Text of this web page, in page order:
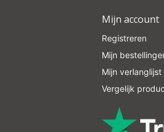
Mijn account
Registreren
Mijn
Mijn verlanglijst
Vergelijk